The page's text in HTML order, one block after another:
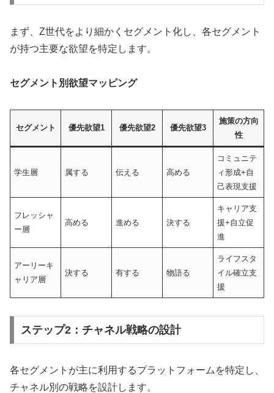
まず、Z世代をより細かくセグメント化し、各セグメント
が持つ主要な欲望を特定します。
セグメント別欲望マッピング
セグメント 優先欲望1 優先欲望2 優先欲望3
施策の方向
性
学生層 属する 伝える 高める
コミュニテ
ィ形成+自
己表現支援
フレッシャ
ー層
高める 進める 決する
キャリア支
援+自立促
進
アーリーキ
ャリア層
決する 有する 物語る
ライフスタ
イル確立支
援
ステップ2：チャネル戦略の設計
各セグメントが主に利用するプラットフォームを特定し、
チャネル別の戦略を設計します。